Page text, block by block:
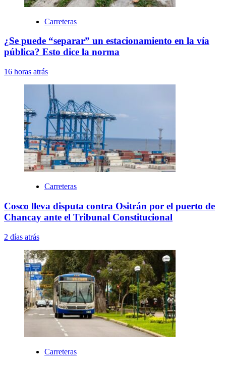
Carreteras
¿Se puede “separar” un estacionamiento en la vía
pública? Esto dice la norma
16 horas atrás
Carreteras
Cosco lleva disputa contra Ositrán por el puerto de
Chancay ante el Tribunal Constitucional
2 días atrás
Carreteras